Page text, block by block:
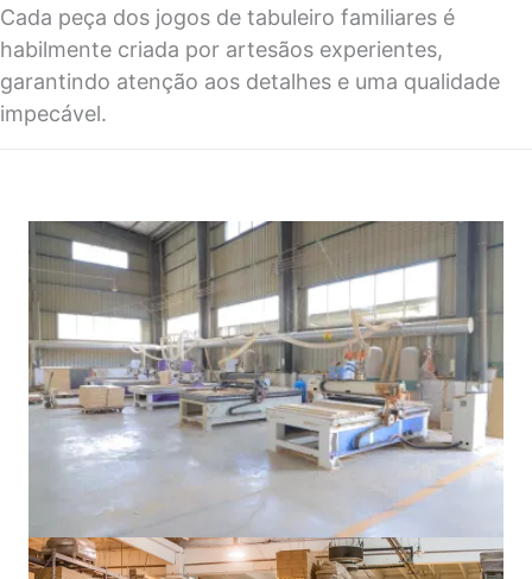
Cada peça dos jogos de tabuleiro familiares é
habilmente criada por artesãos experientes,
garantindo atenção aos detalhes e uma qualidade
impecável.